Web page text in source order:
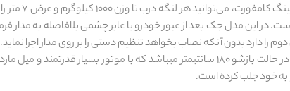
را دارد بدون آنکه نصاب بخواهد تنظیم دستی را بر روی مدار اجرا نماید.
به خود جلب کرده است.